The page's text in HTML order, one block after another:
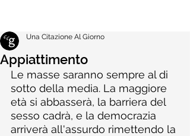
Appiattimento
Una Citazione Al Giorno
Le masse saranno sempre al di
sotto della media. La maggiore
età si abbasserà, la barriera del
sesso cadrà, e la democrazia
arriverà all'assurdo rimettendo la